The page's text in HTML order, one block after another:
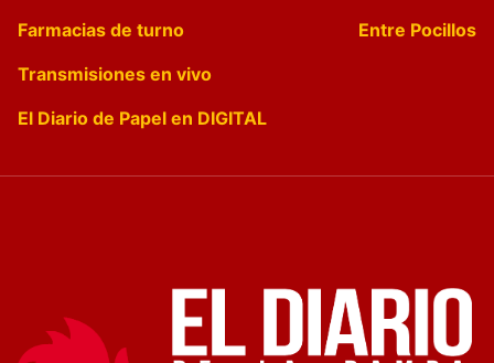
Farmacias de turno
Entre Pocillos
Transmisiones en vivo
El Diario de Papel en DIGITAL